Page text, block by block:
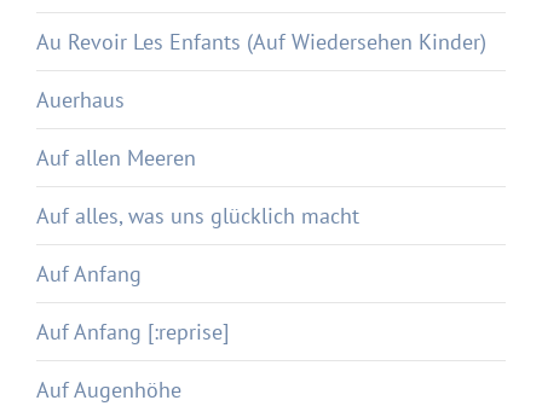
Au Revoir Les Enfants (Auf Wiedersehen Kinder)
Auerhaus
Auf allen Meeren
Auf alles, was uns glücklich macht
Auf Anfang
Auf Anfang [:reprise]
Auf Augenhöhe